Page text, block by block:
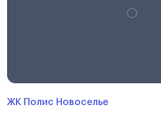
ЖК Полис Новоселье